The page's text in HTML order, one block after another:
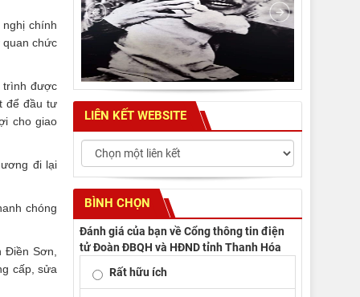
chính
quan chức
trình được
để đầu tư
cho giao
đi lại
chóng
Sơn,
cấp, sửa
LIÊN KẾT WEBSITE
BÌNH CHỌN
Đánh giá của bạn về Cổng thông tin điện
tử Đoàn ĐBQH và HĐND tỉnh Thanh Hóa
Rất hữu ích